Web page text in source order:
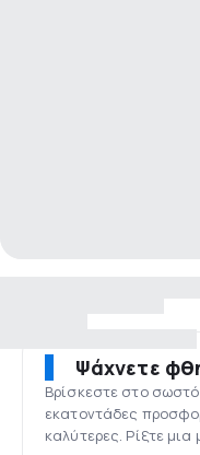
Ψάχνετε
Βρίσκεστε στο
εκατοντάδες
καλύτερες. Ρίξτε μια